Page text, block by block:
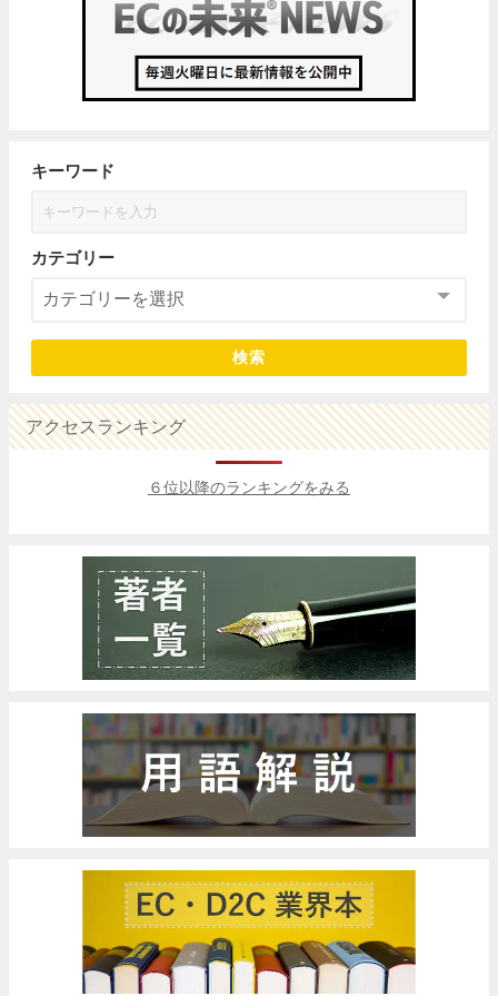
キーワード
カテゴリー
検索
アクセスランキング
６位以降のランキングをみる